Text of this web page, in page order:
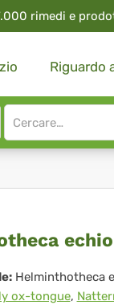
rimedi e
Riguardo
Site
search
Helminthotheca
ox-tongue,